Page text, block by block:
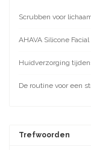
Scrubben voor
AHAVA Silicone
Huidverzorging
De routine voor een
Trefwoorden